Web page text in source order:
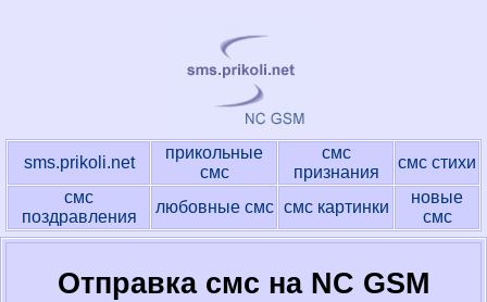
sms.prikoli.net
прикольные
смс
смс
признания
смс стихи
смс
поздравления
любовные смс смс картинки
новые
смс
Отправка смс на NC GSM